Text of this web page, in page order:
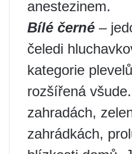
anestezinem.
Bílé černé –
čeledi
kategorie
rozšířená
zahradách,
zahrádkách,